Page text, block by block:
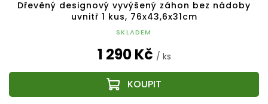
Dřevěný designový vyvýšený záhon bez nádoby
uvnitř 1 kus, 76x43,6x31cm
SKLADEM
1 290 Kč / ks